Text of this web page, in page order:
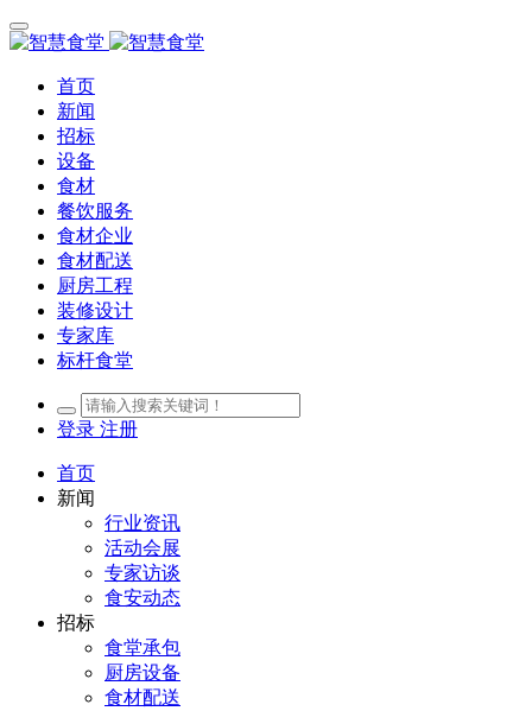
首页
新闻
招标
设备
食材
餐饮服务
食材企业
食材配送
厨房工程
装修设计
专家库
标杆食堂
登录 注册
首页
新闻
行业资讯
活动会展
专家访谈
食安动态
招标
食堂承包
厨房设备
食材配送